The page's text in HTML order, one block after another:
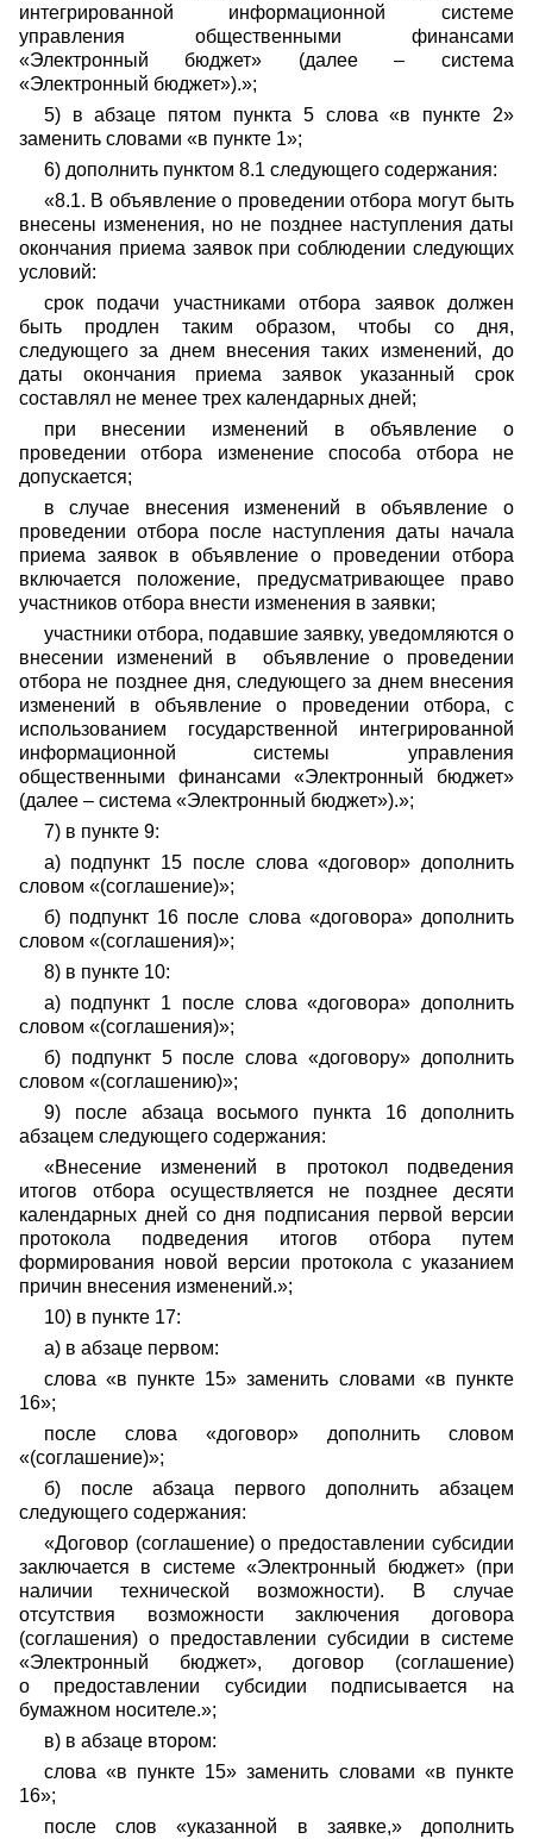
интегрированной информационной системе
управления общественными финансами
«Электронный бюджет» (далее – система
«Электронный бюджет»).»;
5) в абзаце пятом пункта 5 слова «в пункте 2»
заменить словами «в пункте 1»;
6) дополнить пунктом 8.1 следующего содержания:
«8.1. В объявление о проведении отбора могут быть
внесены изменения, но не позднее наступления даты
окончания приема заявок при соблюдении следующих
условий:
срок подачи участниками отбора заявок должен
быть продлен таким образом, чтобы со дня,
следующего за днем внесения таких изменений, до
даты окончания приема заявок указанный срок
составлял не менее трех календарных дней;
при внесении изменений в объявление о
проведении отбора изменение способа отбора не
допускается;
в случае внесения изменений в объявление о
проведении отбора после наступления даты начала
приема заявок в объявление о проведении отбора
включается положение, предусматривающее право
участников отбора внести изменения в заявки;
участники отбора, подавшие заявку, уведомляются о
внесении изменений в объявление о проведении
отбора не позднее дня, следующего за днем внесения
изменений в объявление о проведении отбора, с
использованием государственной интегрированной
информационной системы управления
общественными финансами «Электронный бюджет»
(далее – система «Электронный бюджет»).»;
7) в пункте 9:
а) подпункт 15 после слова «договор» дополнить
словом «(соглашение)»;
б) подпункт 16 после слова «договора» дополнить
словом «(соглашения)»;
8) в пункте 10:
а) подпункт 1 после слова «договора» дополнить
словом «(соглашения)»;
б) подпункт 5 после слова «договору» дополнить
словом «(соглашению)»;
9) после абзаца восьмого пункта 16 дополнить
абзацем следующего содержания:
«Внесение изменений в протокол подведения
итогов отбора осуществляется не позднее десяти
календарных дней со дня подписания первой версии
протокола подведения итогов отбора путем
формирования новой версии протокола с указанием
причин внесения изменений.»;
10) в пункте 17:
а) в абзаце первом:
слова «в пункте 15» заменить словами «в пункте
16»;
после слова «договор» дополнить словом
«(соглашение)»;
б) после абзаца первого дополнить абзацем
следующего содержания:
«Договор (соглашение) о предоставлении субсидии
заключается в системе «Электронный бюджет» (при
наличии технической возможности). В случае
отсутствия возможности заключения договора
(соглашения) о предоставлении субсидии в системе
«Электронный бюджет», договор (соглашение)
о предоставлении субсидии подписывается на
бумажном носителе.»;
в) в абзаце втором:
слова «в пункте 15» заменить словами «в пункте
16»;
после слов «указанной в заявке,» дополнить